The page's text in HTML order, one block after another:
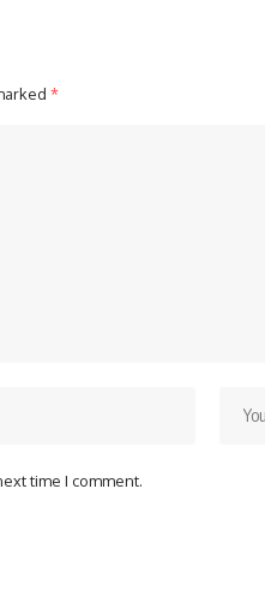
*
time I comment.